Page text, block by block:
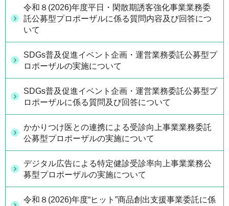
令和８(2026)年度平日・閑散期誘客強化事業業務委
託公募型プロポーザルに係る質問内容及び回答につ
いて
SDGs普及促進イベント企画・運営業務委託公募型プ
ロポーザルの実施について
SDGs普及促進イベント企画・運営業務委託公募型プ
ロポーザルに係る質問及び回答について
かかりつけ医との連携による受診向上事業業務委託
公募型プロポーザルの実施について
デジタル広告による特定健診受診率向上事業業務公
募型プロポーザルの実施について
令和８(2026)年度“ヒット”商品創出支援事業委託に係